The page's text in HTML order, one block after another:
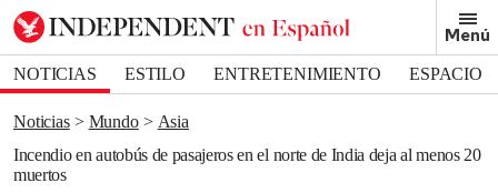
Menú
NOTICIAS ESTILO ENTRETENIMIENTO
ESPACIO
DEPORTES
Noticias Mundo
Asia
Incendio en autobús de pasajeros en el norte de India deja al menos 20
muertos
Bookmark popover
Removed from bookmarks
Close popover